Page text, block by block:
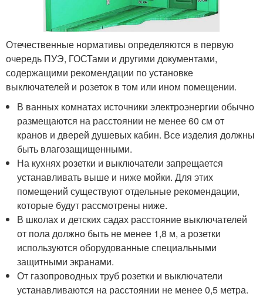
Отечественные нормативы определяются в первую
очередь ПУЭ, ГОСТами и другими документами,
содержащими рекомендации по установке
выключателей и розеток в том или ином помещении.
В ванных комнатах источники электроэнергии обычно
размещаются на расстоянии не менее 60 см от
кранов и дверей душевых кабин. Все изделия должны
быть влагозащищенными.
На кухнях розетки и выключатели запрещается
устанавливать выше и ниже мойки. Для этих
помещений существуют отдельные рекомендации,
которые будут рассмотрены ниже.
В школах и детских садах расстояние выключателей
от пола должно быть не менее 1,8 м, а розетки
используются оборудованные специальными
защитными экранами.
От газопроводных труб розетки и выключатели
устанавливаются на расстоянии не менее 0,5 метра.